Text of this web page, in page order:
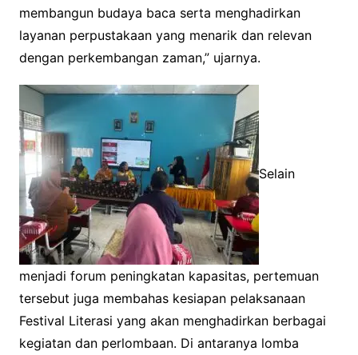
membangun budaya baca serta menghadirkan
layanan perpustakaan yang menarik dan relevan
dengan perkembangan zaman,” ujarnya.
Selain
menjadi forum peningkatan kapasitas, pertemuan
tersebut juga membahas kesiapan pelaksanaan
Festival Literasi yang akan menghadirkan berbagai
kegiatan dan perlombaan. Di antaranya lomba